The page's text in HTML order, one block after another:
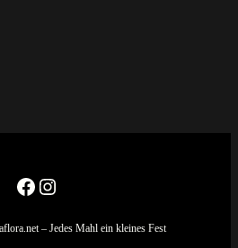
Facebook
Instagram
– Jedes Mahl ein kleines Fest